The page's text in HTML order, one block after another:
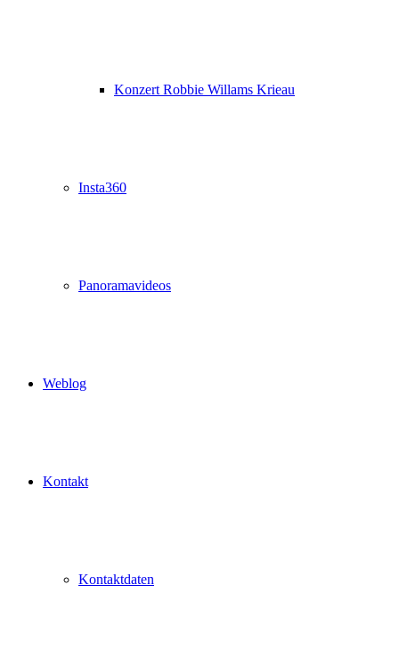
Konzert Robbie Willams Krieau
Insta360
Panoramavideos
Weblog
Kontakt
Kontaktdaten